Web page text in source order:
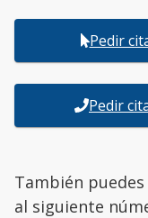
Pedir
Pedir
También
al siguiente